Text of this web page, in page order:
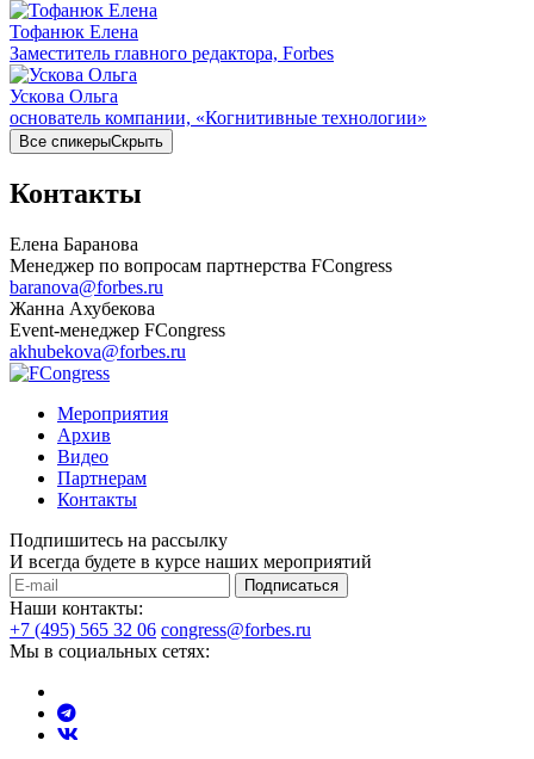
Тофанюк Елена
Заместитель главного редактора, Forbes
Ускова Ольга
основатель компании, «Когнитивные технологии»
Все спикерыСкрыть
Контакты
Елена Баранова
Менеджер по вопросам партнерства FCongress
baranova@forbes.ru
Жанна Ахубекова
Event-менеджер FCongress
akhubekova@forbes.ru
Мероприятия
Архив
Видео
Партнерам
Контакты
Подпишитесь на рассылку
И всегда будете в курсе наших мероприятий
Подписаться
Наши контакты:
+7 (495) 565 32 06 congress@forbes.ru
Мы в социальных сетях: